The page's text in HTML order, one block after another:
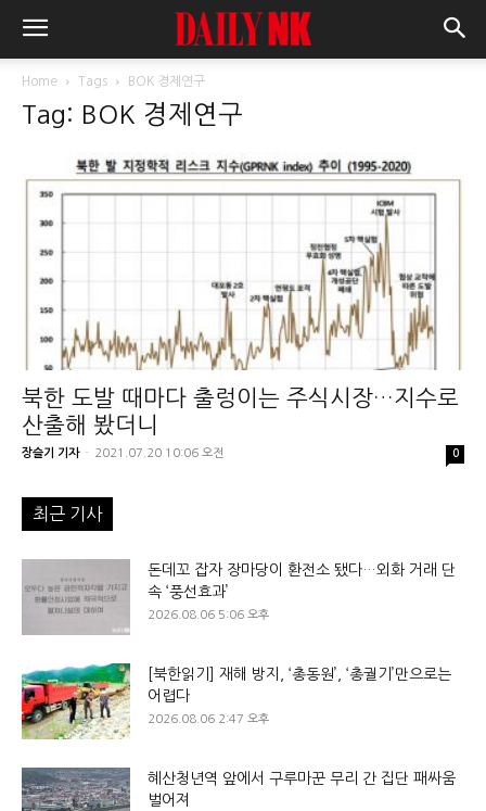
Home Tags BOK 경제연구
Tag: BOK 경제연구
북한 도발 때마다 출렁이는 주식시장…지수로
산출해 봤더니
장슬기 기자 - 2021.07.20 10:06 오전 0
최근 기사
돈데꼬 잡자 장마당이 환전소 됐다…외화 거래 단
속 ‘풍선효과’
2026.08.06 5:06 오후
[북한읽기] 재해 방지, ‘총동원’, ‘총궐기’만으로는
어렵다
2026.08.06 2:47 오후
혜산청년역 앞에서 구루마꾼 무리 간 집단 패싸움
벌어져